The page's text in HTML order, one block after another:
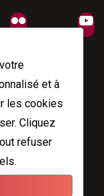
Flickr
et à
les cookies
. Cliquez
refuser